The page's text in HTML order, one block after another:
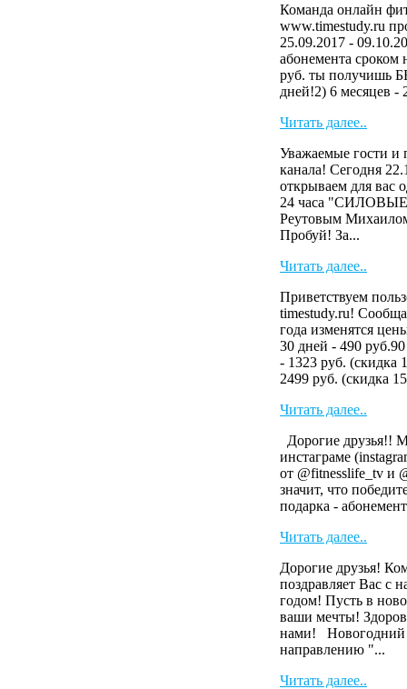
Команда онлайн
www.timestudy.ru
25.09.2017 -
абонемента сроком
руб. ты получишь
дней!2) 6 месяцев -
Читать далее..
Уважаемые гости и
канала! Сегодня
открываем для вас
24 часа
Реутовым
Пробуй! За...
Читать далее..
Приветствуем
timestudy.ru!
года изменятся
30 дней - 490
- 1323 руб. (скидка
2499 руб. (скидка
Читать далее..
Дорогие друзья!!
инстаграме
от @fitnesslife_tv и
значит, что
подарка -
Читать далее..
Дорогие друзья!
поздравляет Вас с
годом! Пусть в
ваши мечты!
нами! Новогодний
направлению "...
Читать далее..